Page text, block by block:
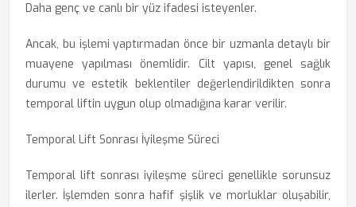
Daha genç ve canlı bir yüz ifadesi isteyenler.
Ancak, bu işlemi yaptırmadan önce bir uzmanla detaylı bir
muayene yapılması önemlidir. Cilt yapısı, genel sağlık
durumu ve estetik beklentiler değerlendirildikten sonra
temporal liftin uygun olup olmadığına karar verilir.
Temporal Lift Sonrası İyileşme Süreci
Temporal lift sonrası iyileşme süreci genellikle sorunsuz
ilerler. İşlemden sonra hafif şişlik ve morluklar oluşabilir,